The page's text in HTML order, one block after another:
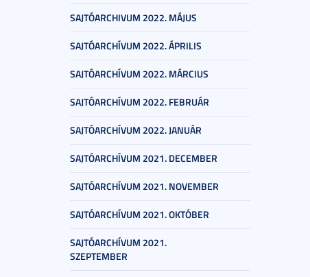
SAJTÓARCHIVUM 2022. MÁJUS
SAJTÓARCHÍVUM 2022. ÁPRILIS
SAJTÓARCHÍVUM 2022. MÁRCIUS
SAJTÓARCHÍVUM 2022. FEBRUÁR
SAJTÓARCHÍVUM 2022. JANUÁR
SAJTÓARCHÍVUM 2021. DECEMBER
SAJTÓARCHÍVUM 2021. NOVEMBER
SAJTÓARCHÍVUM 2021. OKTÓBER
SAJTÓARCHÍVUM 2021.
SZEPTEMBER